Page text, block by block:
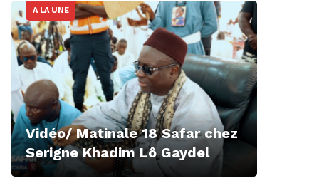
A LA UNE
Vidéo/ Matinale 18 Safar chez
Serigne Khadim Lô Gaydel